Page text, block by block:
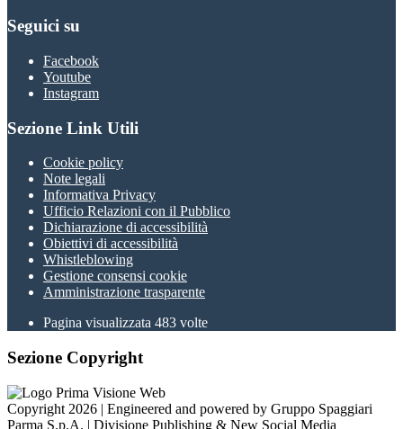
Seguici su
Facebook
Youtube
Instagram
Sezione Link Utili
Cookie policy
Note legali
Informativa Privacy
Ufficio Relazioni con il Pubblico
Dichiarazione di accessibilità
Obiettivi di accessibilità
Whistleblowing
Gestione consensi cookie
Amministrazione trasparente
Pagina visualizzata 483 volte
Sezione Copyright
Copyright 2026 | Engineered and powered by Gruppo Spaggiari
Parma S.p.A. | Divisione Publishing & New Social Media